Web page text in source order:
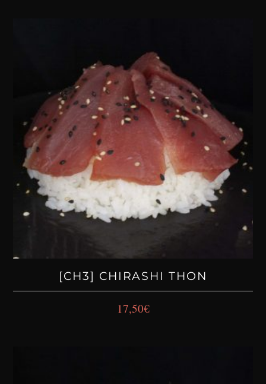
[CH3] CHIRASHI THON
17,50€